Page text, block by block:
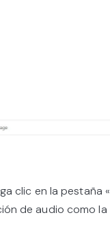
clic en la pestaña
de audio como la